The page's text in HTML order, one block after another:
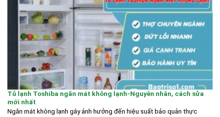
Tủ lạnh Toshiba ngăn mát không lạnh-Nguyên nhân, cách sửa
mới nhất
Ngăn mát không lạnh gây ảnh hưởng đến hiệu suất bảo quản thực